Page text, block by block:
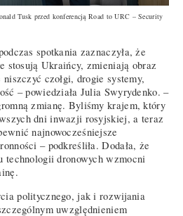
Tusk przed konferencją Road to URC – Security
spotkania zaznaczyła, że
stosują Ukraińcy, zmieniają obraz
czołgi, drogie systemy,
– powiedziała Julia Swyrydenko. –
zmianę. Byliśmy krajem, który
dni inwazji rosyjskiej, a teraz
najnowocześniejsze
– podkreśliła. Dodała, że
technologii dronowych wzmocni
politycznego, jak i rozwijania
uwzględnieniem